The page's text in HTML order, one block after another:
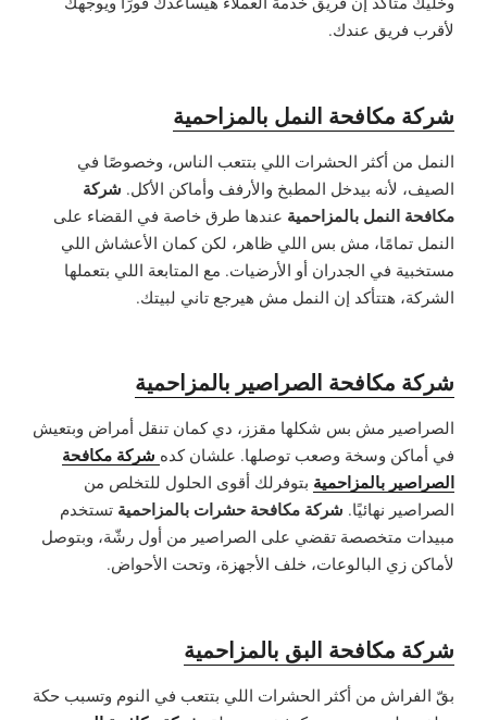
لأقرب فريق عندك.
شركة مكافحة النمل بالمزاحمية
النمل من أكثر الحشرات اللي بتتعب الناس، وخصوصًا في
الصيف، لأنه بيدخل المطبخ والأرفف وأماكن الأكل. شركة
مكافحة النمل بالمزاحمية عندها طرق خاصة في القضاء على
النمل تمامًا، مش بس اللي ظاهر، لكن كمان الأعشاش اللي
مستخبية في الجدران أو الأرضيات. مع المتابعة اللي بتعملها
الشركة، هتتأكد إن النمل مش هيرجع تاني لبيتك.
شركة مكافحة الصراصير بالمزاحمية
الصراصير مش بس شكلها مقزز، دي كمان تنقل أمراض وبتعيش
في أماكن وسخة وصعب توصلها. علشان كده شركة مكافحة
الصراصير بالمزاحمية بتوفرلك أقوى الحلول للتخلص من
الصراصير نهائيًا. شركة مكافحة حشرات بالمزاحمية تستخدم
مبيدات متخصصة تقضي على الصراصير من أول رشّة، وبتوصل
لأماكن زي البالوعات، خلف الأجهزة، وتحت الأحواض.
شركة مكافحة البق بالمزاحمية
بقّ الفراش من أكثر الحشرات اللي بتتعب في النوم وتسبب حكة